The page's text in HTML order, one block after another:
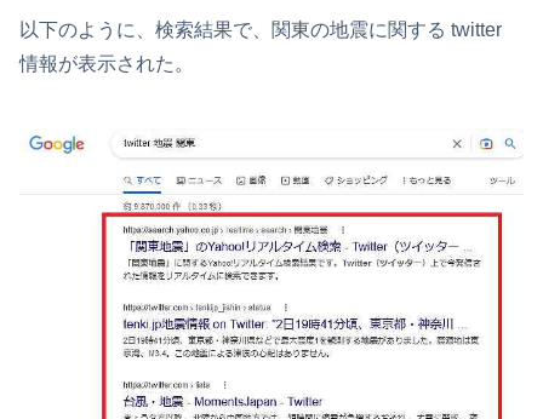
以下のように、検索結果で、関東の地震に関する twitter
情報が表示された。